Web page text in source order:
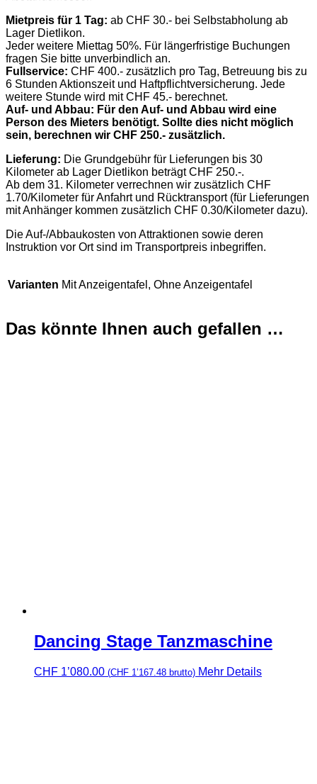
Mietpreis für 1 Tag: ab CHF 30.- bei Selbstabholung ab
Lager Dietlikon.
Jeder weitere Miettag 50%. Für längerfristige Buchungen
fragen Sie bitte unverbindlich an.
Fullservice: CHF 400.- zusätzlich pro Tag, Betreuung bis zu
6 Stunden Aktionszeit und Haftpflichtversicherung. Jede
weitere Stunde wird mit CHF 45.- berechnet.
Auf- und Abbau: Für den Auf- und Abbau wird eine
Person des Mieters benötigt. Sollte dies nicht möglich
sein, berechnen wir CHF 250.- zusätzlich.
Lieferung: Die Grundgebühr für Lieferungen bis 30
Kilometer ab Lager Dietlikon beträgt CHF 250.-.
Ab dem 31. Kilometer verrechnen wir zusätzlich CHF
1.70/Kilometer für Anfahrt und Rücktransport (für Lieferungen
mit Anhänger kommen zusätzlich CHF 0.30/Kilometer dazu).
Die Auf-/Abbaukosten von Attraktionen sowie deren
Instruktion vor Ort sind im Transportpreis inbegriffen.
Varianten Mit Anzeigentafel, Ohne Anzeigentafel
Das könnte Ihnen auch gefallen …
Dancing Stage Tanzmaschine
CHF 1’080.00 (CHF 1’167.48 brutto) Mehr Details